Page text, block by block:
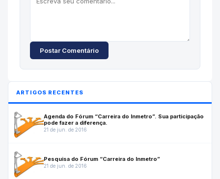
Postar Comentário
ARTIGOS RECENTES
Agenda do Fórum “Carreira do Inmetro”. Sua participação
pode fazer a diferença.
21 de jun. de 2016
Pesquisa do Fórum “Carreira do Inmetro”
21 de jun. de 2016